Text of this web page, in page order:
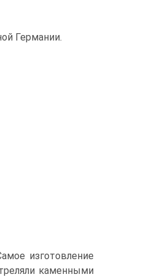
Германии.
изготовление
каменными